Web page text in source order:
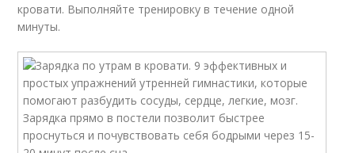
кровати. Выполняйте тренировку в течение одной
минуты.